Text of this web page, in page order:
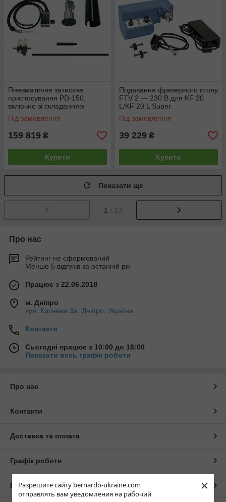
Разрешите сайту bernardo-ukraine.com
отправлять вам уведомления на рабочий
×
Пневматичне затискне
пристосування PD-150,
включно зі складанням
Під замовлення
159 819 ₴
Купити
Подавання фрезерного столу
FTV 2 — 230 В для KF 20
L/KF 20 L Super
Під замовлення
39 229 ₴
Купити
Показати ще
1 / 13
Про нас
Рейтинг не сформований
Менше 5 відгуків за останній рік
Працює з 22.06.2018
м. Дніпро
вул. Киснева 3а, Дніпро, Україна
Контакти
Сьогодні працює з 10:00 до 18:00
Показати весь графік роботи
Про нас
Контакти
Доставка та оплата
Графік роботи
Повна версія сайту